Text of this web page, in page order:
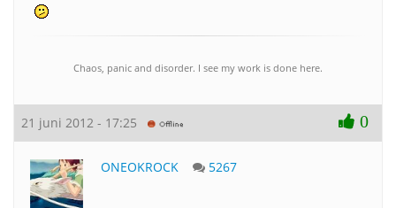
Chaos, panic and disorder. I see my work is done here.
21 juni 2012 - 17:25 0
ONEOKROCK 5267